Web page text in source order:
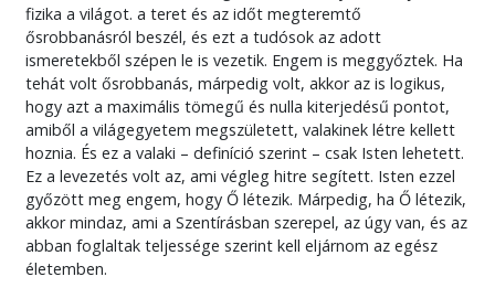
fizika a világot. a teret és az időt megteremtő
ősrobbanásról beszél, és ezt a tudósok az adott
ismeretekből szépen le is vezetik. Engem is meggyőztek. Ha
tehát volt ősrobbanás, márpedig volt, akkor az is logikus,
hogy azt a maximális tömegű és nulla kiterjedésű pontot,
amiből a világegyetem megszületett, valakinek létre kellett
hoznia. És ez a valaki – definíció szerint – csak Isten lehetett.
Ez a levezetés volt az, ami végleg hitre segített. Isten ezzel
győzött meg engem, hogy Ő létezik. Márpedig, ha Ő létezik,
akkor mindaz, ami a Szentírásban szerepel, az úgy van, és az
abban foglaltak teljessége szerint kell eljárnom az egész
életemben.